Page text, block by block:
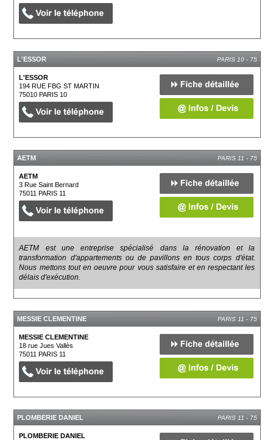
L'ESSOR PARIS 10 - 75
L'ESSOR
194 RUE FBG ST MARTIN
75010PARIS 10
AETM PARIS 11 - 75
AETM
3 Rue Saint Bernard
75011PARIS 11
AETM est une entreprise spécialisé dans la rénovation et la
transformation d'appartements ou de pavillons en tous corps d'état.
Nous mettons tout en oeuvre pour vous satisfaire et en respectant les
délais d'exécution.
MESSIE CLEMENTINE PARIS 11 - 75
MESSIE CLEMENTINE
18 rue Jues Vallès
75011PARIS 11
PLOMBERIE DANIEL PARIS 11 - 75
PLOMBERIE DANIEL